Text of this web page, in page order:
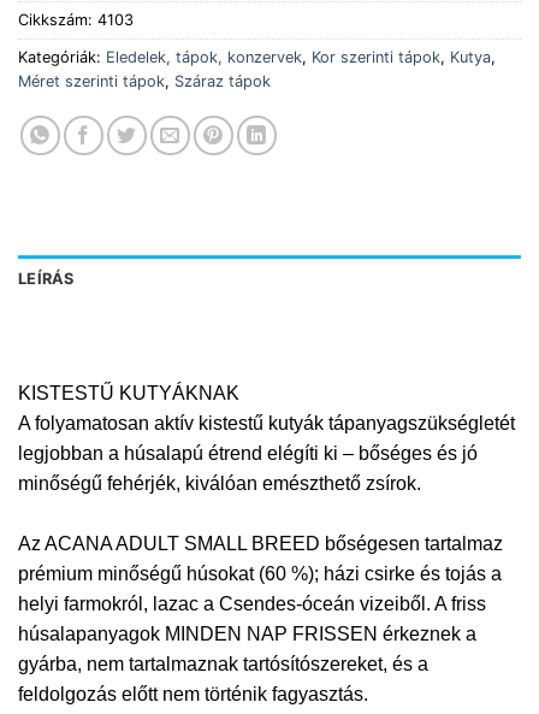
Cikkszám: 4103
Kategóriák: Eledelek, tápok, konzervek, Kor szerinti tápok, Kutya,
Méret szerinti tápok, Száraz tápok
LEÍRÁS
KISTESTŰ KUTYÁKNAK
A folyamatosan aktív kistestű kutyák tápanyagszükségletét
legjobban a húsalapú étrend elégíti ki – bőséges és jó
minőségű fehérjék, kiválóan emészthető zsírok.
Az ACANA ADULT SMALL BREED bőségesen tartalmaz
prémium minőségű húsokat (60 %); házi csirke és tojás a
helyi farmokról, lazac a Csendes-óceán vizeiből. A friss
húsalapanyagok MINDEN NAP FRISSEN érkeznek a
gyárba, nem tartalmaznak tartósítószereket, és a
feldolgozás előtt nem történik fagyasztás.